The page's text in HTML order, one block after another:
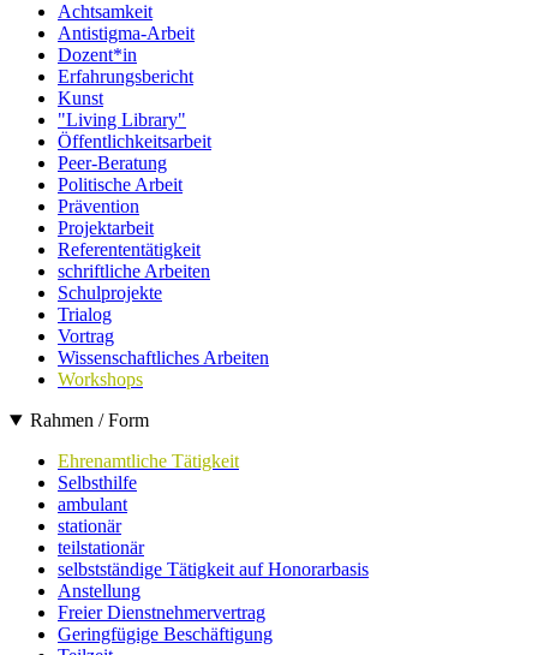
Achtsamkeit
Antistigma-Arbeit
Dozent*in
Erfahrungsbericht
Kunst
"Living Library"
Öffentlichkeitsarbeit
Peer-Beratung
Politische Arbeit
Prävention
Projektarbeit
Referententätigkeit
schriftliche Arbeiten
Schulprojekte
Trialog
Vortrag
Wissenschaftliches Arbeiten
Workshops
Rahmen / Form
Ehrenamtliche Tätigkeit
Selbsthilfe
ambulant
stationär
teilstationär
selbstständige Tätigkeit auf Honorarbasis
Anstellung
Freier Dienstnehmervertrag
Geringfügige Beschäftigung